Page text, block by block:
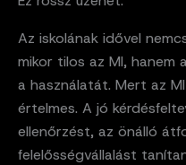
Az iskolának idővel
mikor tilos az MI, hanem
a használatát. Mert az
értelmes. A jó
ellenőrzést, az önálló
felelősségvállalást